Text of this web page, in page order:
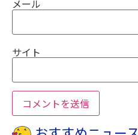
メール
サイト